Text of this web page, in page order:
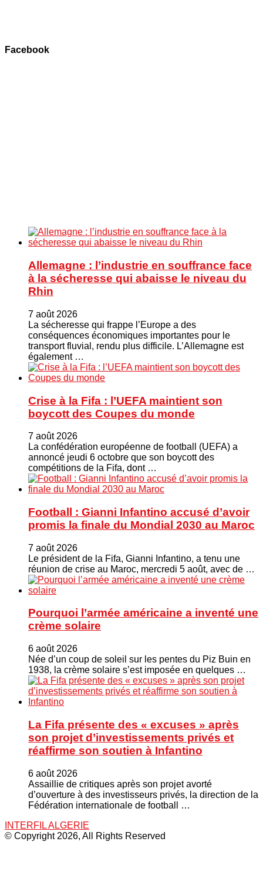
Facebook
Allemagne : l’industrie en souffrance face
à la sécheresse qui abaisse le niveau du
Rhin
7 août 2026
La sécheresse qui frappe l’Europe a des
conséquences économiques importantes pour le
transport fluvial, rendu plus difficile. L’Allemagne est
également …
Crise à la Fifa : l’UEFA maintient son
boycott des Coupes du monde
7 août 2026
La confédération européenne de football (UEFA) a
annoncé jeudi 6 octobre que son boycott des
compétitions de la Fifa, dont …
Football : Gianni Infantino accusé d’avoir
promis la finale du Mondial 2030 au Maroc
7 août 2026
Le président de la Fifa, Gianni Infantino, a tenu une
réunion de crise au Maroc, mercredi 5 août, avec de …
Pourquoi l’armée américaine a inventé une
crème solaire
6 août 2026
Née d’un coup de soleil sur les pentes du Piz Buin en
1938, la crème solaire s’est imposée en quelques …
La Fifa présente des « excuses » après
son projet d’investissements privés et
réaffirme son soutien à Infantino
6 août 2026
Assaillie de critiques après son projet avorté
d’ouverture à des investisseurs privés, la direction de la
Fédération internationale de football …
INTERFIL ALGERIE
© Copyright 2026, All Rights Reserved